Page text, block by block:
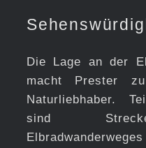
Die Lage an der
macht Prester
Naturliebhaber.
sind